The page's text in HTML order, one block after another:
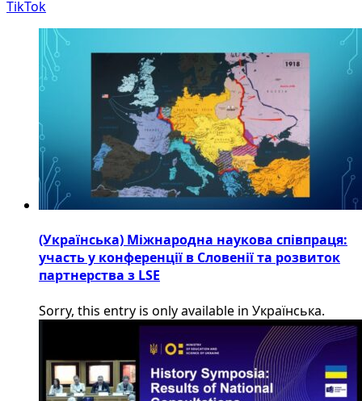
TikTok
(Українська) Міжнародна наукова співпраця:
участь у конференції в Словенії та розвиток
партнерства з LSE
Sorry, this entry is only available in Українська.